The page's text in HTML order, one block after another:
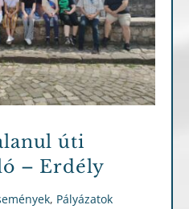
Pályázatok
úti
– Erdély
, Pályázatok